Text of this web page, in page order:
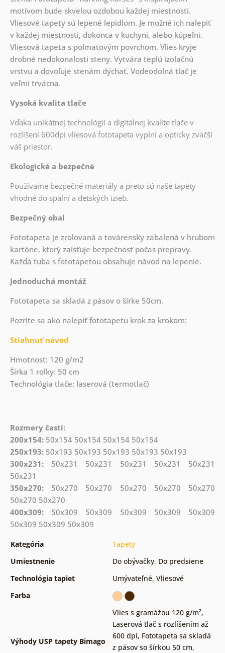
motívom bude skvelou ozdobou každej miestnosti.
Vliesové tapety sú lepené lepidlom. Je možné ich nalepiť
v každej miestnosti, dokonca v kuchyni, alebo kúpeľni.
Vliesová tapeta s polmatovým povrchom. Vlies kryje
drobné nedokonalosti steny. Vytvára teplú izolačnú
vrstvu a dovoľuje stenám dýchať. Vodeodolná tlač je
veľmi trvácna.
Vysoká kvalita tlače
Vďaka unikátnej technológií a digitálnej kvalite tlače v
rozlíšení 600dpi vliesová fototapeta vyplní a opticky zväčší
váš priestor.
Ekologické a bezpečné
Používame bezpečné materiály a preto sú naše tapety
vhodné do spalní a detských izieb.
Bezpečný obal
Fototapeta je zrolovaná a továrensky zabalená v hrubom
kartóne, ktorý zaisťuje bezpečnosť počas prepravy.
Každá tuba s fototapetou obsahuje návod na lepenie.
Jednoduchá montáž
Fototapeta sa skladá z pásov o šírke 50cm.
Pozrite sa ako nalepiť fototapetu krok za krokom:
Stiahnuť návod
Hmotnosť: 120 g/m2
Šírka 1 rolky: 50 cm
Technológia tlače: laserová (termotlač)
Rozmery častí:
200x154:50x154 50x154 50x154 50x154
250x193:50x193 50x193 50x193 50x193 50x193
300x231:50x231 50x231 50x231 50x231 50x231
50x231
350x270:50x270 50x270 50x270 50x270 50x270
50x270 50x270
400x309:50x309 50x309 50x309 50x309 50x309
50x309 50x309 50x309
Kategória
Tapety
Umiestnenie
Do obývačky, Do predsiene
Technológia tapiet
Umývateľné, Vliesové
Farba
Výhody USP tapety Bimago
Vlies s gramážou 120 g/m²,
Laserová tlač s rozlíšením až
600 dpi, Fototapeta sa skladá
z pásov so šírkou 50 cm,